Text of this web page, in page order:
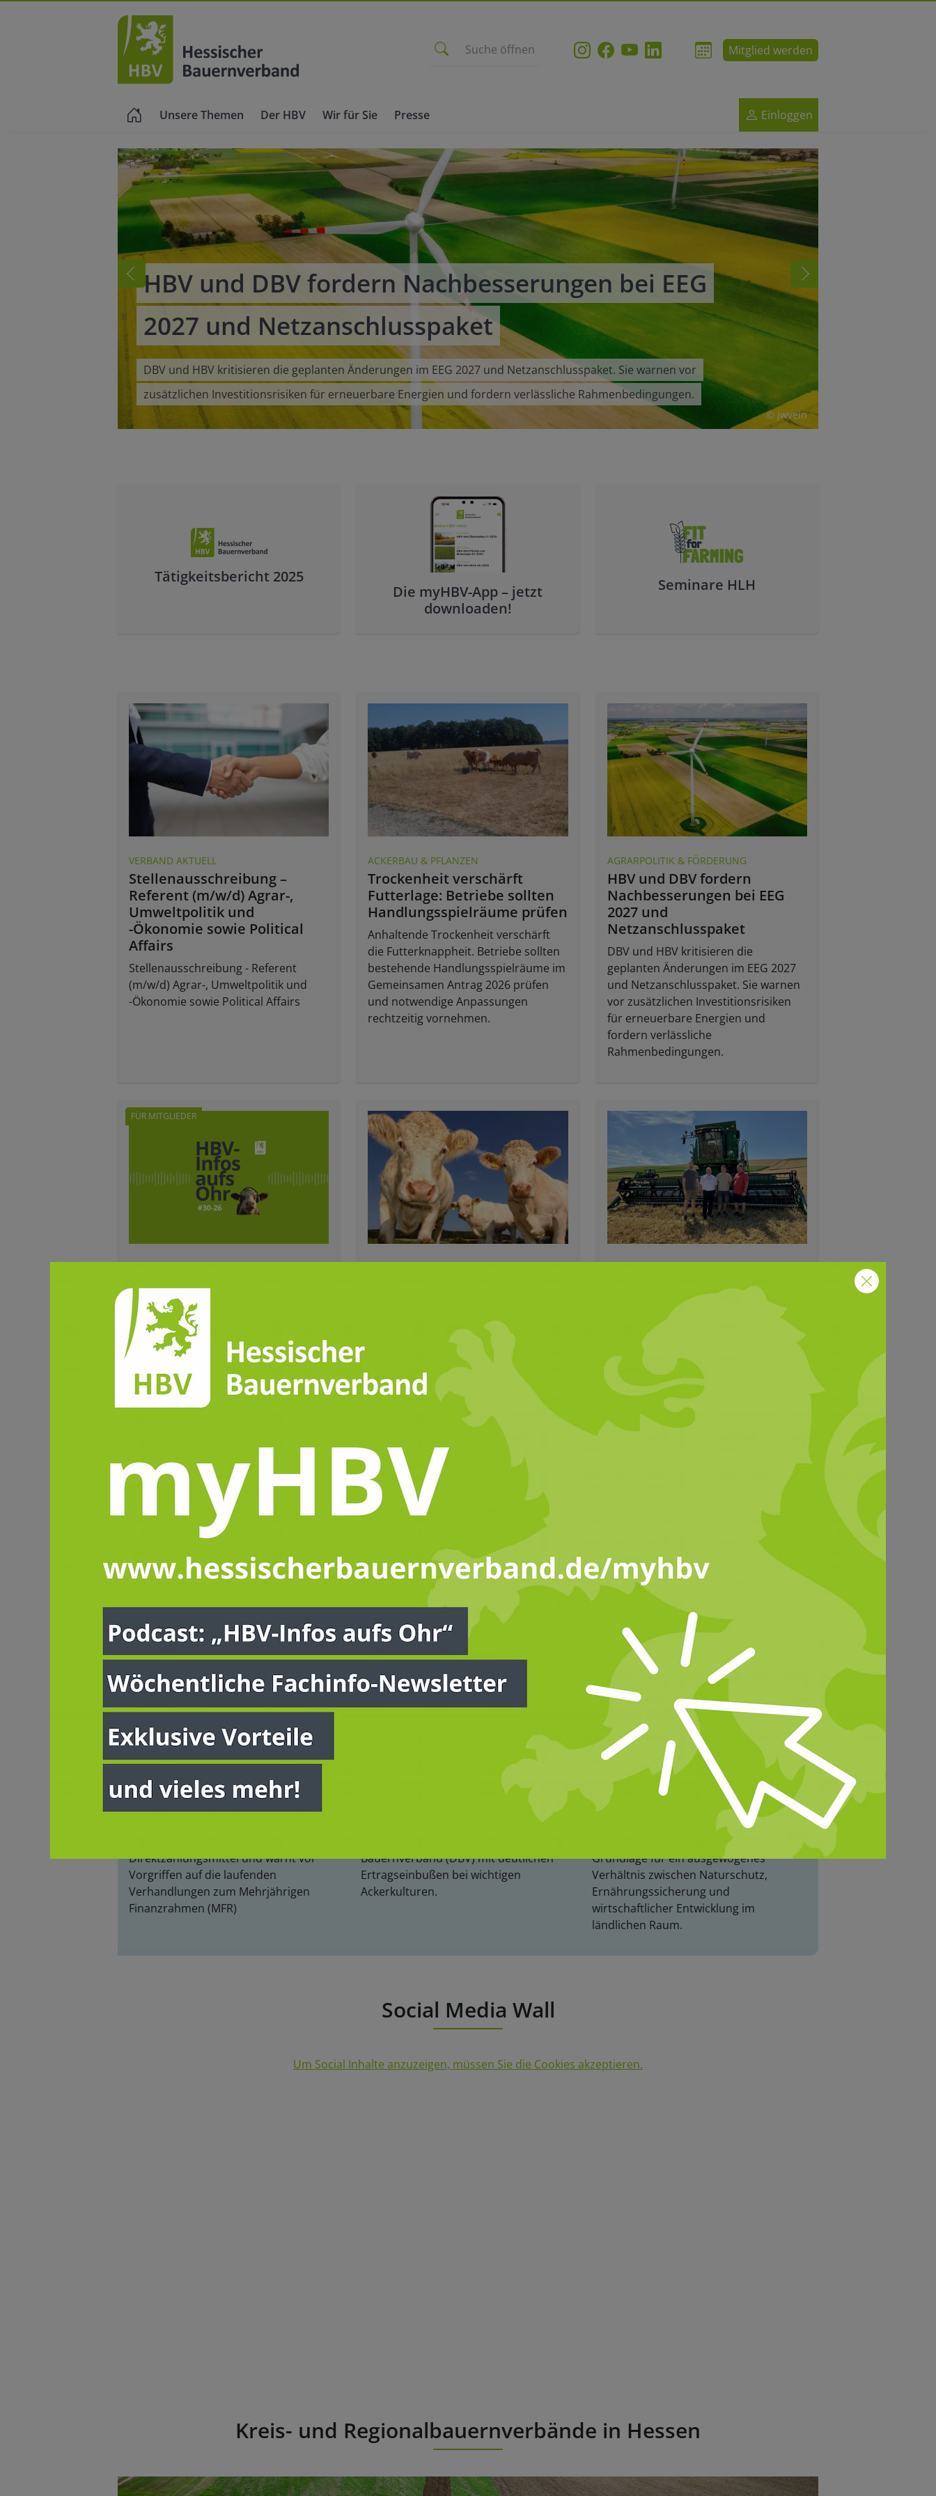
Suche öffnen Mitglied werden
Einloggen
Unsere Themen Der HBV Wir für Sie Presse
© jwvein
HBV und DBV fordern Nachbesserungen bei EEG
2027 und Netzanschlusspaket
DBV und HBV kritisieren die geplanten Änderungen im EEG 2027 und Netzanschlusspaket. Sie warnen vor
zusätzlichen Investitionsrisiken für erneuerbare Energien und fordern verlässliche Rahmenbedingungen.
Tätigkeitsbericht 2025
Die myHBV-App – jetzt
downloaden!
Seminare HLH
VERBAND AKTUELL
Stellenausschreibung –
Referent (m/w/d) Agrar-,
Umweltpolitik und
-Ökonomie sowie Political
Affairs
Stellenausschreibung - Referent
(m/w/d) Agrar-, Umweltpolitik und
-Ökonomie sowie Political Affairs
ACKERBAU & PFLANZEN
Trockenheit verschärft
Futterlage: Betriebe sollten
Handlungsspielräume prüfen
Anhaltende Trockenheit verschärft
die Futterknappheit. Betriebe sollten
bestehende Handlungsspielräume im
Gemeinsamen Antrag 2026 prüfen
und notwendige Anpassungen
rechtzeitig vornehmen.
AGRARPOLITIK & FÖRDERUNG
HBV und DBV fordern
Nachbesserungen bei EEG
2027 und
Netzanschlusspaket
DBV und HBV kritisieren die
geplanten Änderungen im EEG 2027
und Netzanschlusspaket. Sie warnen
vor zusätzlichen Investitionsrisiken
für erneuerbare Energien und
fordern verlässliche
Rahmenbedingungen.
FÜR MITGLIEDER
Der Podcast des HBV – "HBV-
Infos aufs Ohr"
Jetzt reinhören: „HBV Infos aufs Ohr“
– der neue Podcast des Hessischen
Bauernverbandes! Die wichtigsten
Infos aus Verband, Politik und
Märkten – kompakt, verständlich und
überall abrufbar.
eröffnen Betrieben
Entwicklungsperspektiven
Die Initiative Tierwohl erweitert ihr
Angebot für die Rindermast: Seit
Anfang Juni 2026 gibt es erstmals drei
aufeinander aufbauende ITW-
Programme, womit die Produkte in
die bekannten Haltungsform-Stufen
im Lebensmitteleinzelhandel
eingeordnet werden können.
Landwirtschaft braucht mehr
als gutes Wetter
Die Ernte in Hessen fällt bislang sehr
heterogen aus. Das machte der
Hessische Bauernverband (HBV)
heute bei seiner
Erntepressekonferenz auf dem
landwirtschaftlichen Betrieb von
Neues aus Berlin
07.08.2026
Rukwied: Bundesregierung darf
541 Millionen Euro
Direktzahlungen nicht
zurückhalten
Direktzahlungsmittel und warnt vor
Vorgriffen auf die laufenden
Verhandlungen zum Mehrjährigen
Finanzrahmen (MFR)
Wirtschaftlicher Druck auf
Landwirtschaft steigt wegen
niedrigeren Erträgen
herausfordernden Wetterlage seit Mitte
Bauernverband (DBV) mit deutlichen
Ertragseinbußen bei wichtigen
Ackerkulturen.
21.07.2026
„Natürliche-Infrastruktur-
Gesetz“ gefährdet Zukunft der
deutschen Landwirtschaft
Das „Natürliche-Infrastruktur-Gesetz“
Wiederherstellungsplan bieten keine
Grundlage für ein ausgewogenes
Verhältnis zwischen Naturschutz,
Ernährungssicherung und
wirtschaftlicher Entwicklung im
ländlichen Raum.
Social Media Wall
Um Social Inhalte anzuzeigen, müssen Sie die Cookies akzeptieren.
Kreis- und Regionalbauernverbände in Hessen